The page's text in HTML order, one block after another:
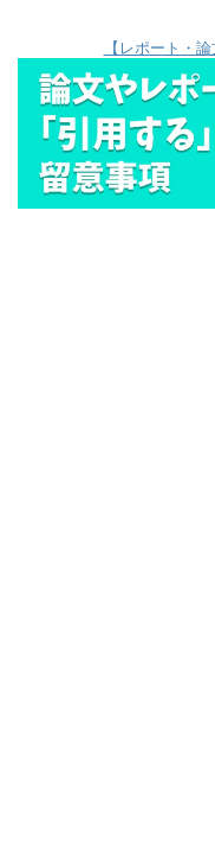
【レポート・